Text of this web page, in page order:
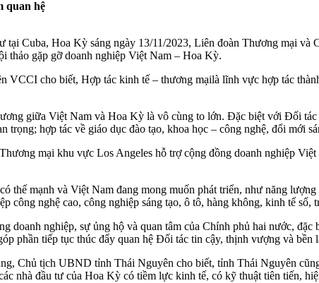
tại Cuba, Hoa Kỳ sáng ngày 13/11/2023, Liên đoàn Thương mại và
thảo gặp gỡ doanh nghiệp Việt Nam – Hoa Kỳ.
VCCI cho biết, Hợp tác kinh tế – thương mạilà lĩnh vực hợp tác
giữa Việt Nam và Hoa Kỳ là vô cùng to lớn. Đặc biệt với Đối
trọng; hợp tác về giáo dục đào tạo, khoa học – công nghệ, đổi mới
mại khu vực Los Angeles hỗ trợ cộng đồng doanh nghiệp
thế mạnh và Việt Nam đang mong muốn phát triển, như năng
công nghệ cao, công nghiệp sáng tạo, ô tô, hàng không, kinh tế
nghiệp, sự ủng hộ và quan tâm của Chính phủ hai nước, đặc
phần tiếp tục thúc đẩy quan hệ Đối tác tin cậy, thịnh vượng và
Chủ tịch UBND tỉnh Thái Nguyên cho biết, tỉnh Thái Nguyên
nhà đầu tư của Hoa Kỳ có tiềm lực kinh tế, có kỹ thuật tiên tiến,